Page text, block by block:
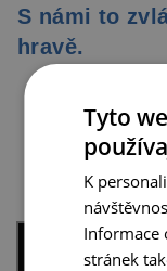
S námi to
hravě.
Tyto
K
Informace
stránek